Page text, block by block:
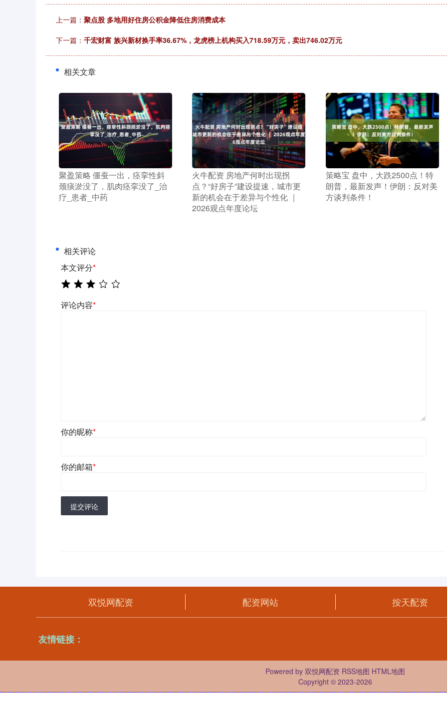
上一篇： 聚点股 多地用好住房公积金降低住房消费成本
下一篇： 千宏财富 族兴新材换手率36.67%，龙虎榜上机构买入718.59万元，卖出746.02万元
相关文章
​聚盈策略 僵蚕一出，痉挛性斜
颈痰淤没了，肌肉痉挛没了_治
疗_患者_中药
​火牛配资 房地产何时出现拐
点？“好房子”建设提速，城市更
新的机会在于差异与个性化 ｜
2026观点年度论坛
​策略宝 盘中，大跌2500点！特
朗普，最新发声！伊朗：反对美
方谈判条件！
相关评论
本文评分*
评论内容*
你的昵称*
你的邮箱*
提交评论
双悦网配资 配资网站 按天配资
友情链接：
Powered by 双悦网配资 RSS地图 HTML地图
Copyright © 2023-2026